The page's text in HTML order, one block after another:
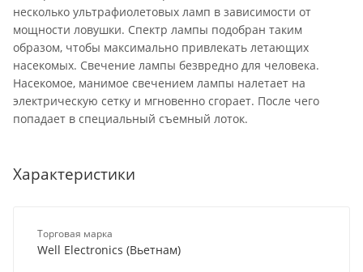
несколько ультрафиолетовых ламп в зависимости от
мощности ловушки. Спектр лампы подобран таким
образом, чтобы максимально привлекать летающих
насекомых. Свечение лампы безвредно для человека.
Насекомое, манимое свечением лампы налетает на
электрическую сетку и мгновенно сгорает. После чего
попадает в специальный съемный лоток.
Характеристики
Торговая марка
Well Electronics (Вьетнам)